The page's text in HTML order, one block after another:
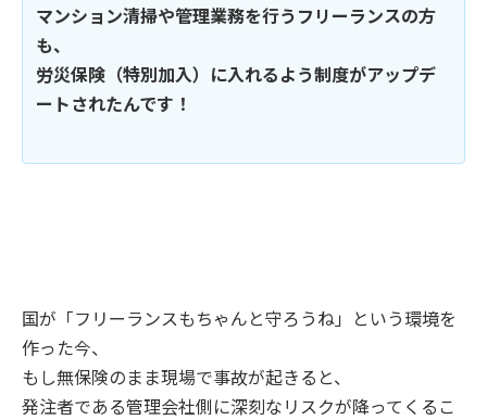
マンション清掃や管理業務を行うフリーランスの方
も、
労災保険（特別加入）に入れるよう制度がアップデ
ートされたんです！
国が「フリーランスもちゃんと守ろうね」という環境を
作った今、
もし無保険のまま現場で事故が起きると、
発注者である管理会社側に深刻なリスクが降ってくるこ